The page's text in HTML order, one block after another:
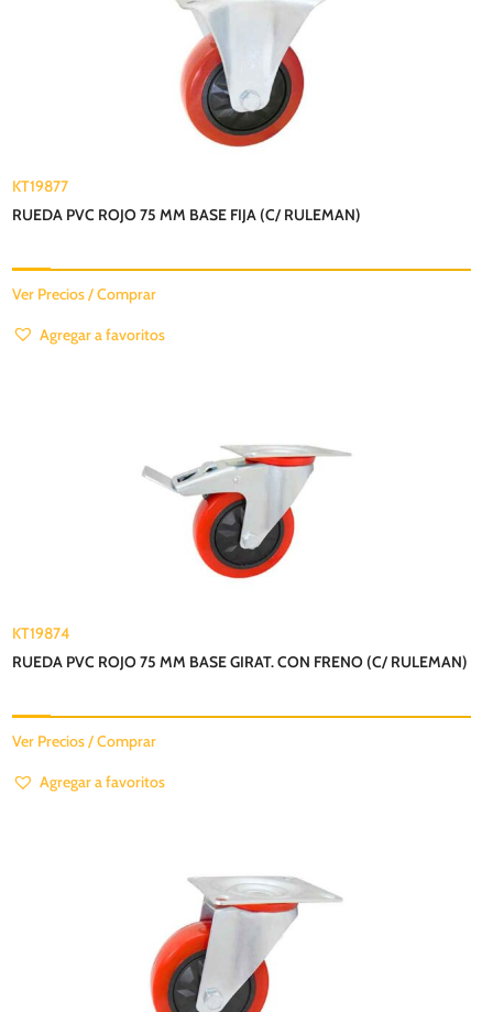
KT19877
RUEDA PVC ROJO 75 MM BASE FIJA (C/ RULEMAN)
Ver Precios / Comprar
Agregar a favoritos
KT19874
RUEDA PVC ROJO 75 MM BASE GIRAT. CON FRENO (C/ RULEMAN)
Ver Precios / Comprar
Agregar a favoritos